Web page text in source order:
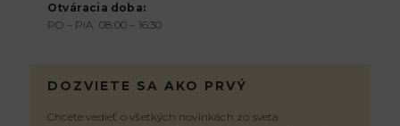
Otváracia doba:
PO – PIA 08:00 – 16:30
DOZVIETE SA AKO PRVÝ
Chcete vedieť o všetkých novinkách zo sveta